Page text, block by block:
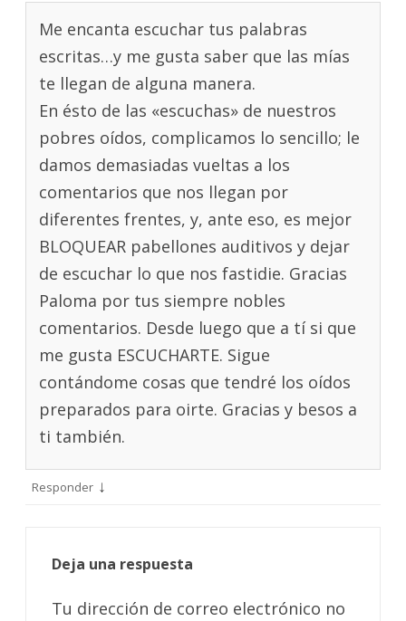
Me encanta escuchar tus palabras
escritas…y me gusta saber que las mías
te llegan de alguna manera.
En ésto de las «escuchas» de nuestros
pobres oídos, complicamos lo sencillo; le
damos demasiadas vueltas a los
comentarios que nos llegan por
diferentes frentes, y, ante eso, es mejor
BLOQUEAR pabellones auditivos y dejar
de escuchar lo que nos fastidie. Gracias
Paloma por tus siempre nobles
comentarios. Desde luego que a tí si que
me gusta ESCUCHARTE. Sigue
contándome cosas que tendré los oídos
preparados para oirte. Gracias y besos a
ti también.
Responder ↓
Deja una respuesta
Tu dirección de correo electrónico no